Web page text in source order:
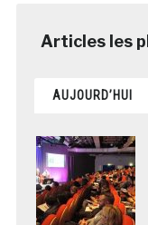
AUJOURD’HUI